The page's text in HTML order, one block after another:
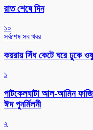
রাত শেষে দিন
১০
সর্বশেষ সব খবর
কয়রায় সিঁধ কেটে ঘরে ঢুকে
১
পাটকেলঘাটা আল-আমিন
ঈদ পুনর্মিলনী
২